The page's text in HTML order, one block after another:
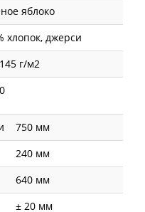
яблоко
хлопок, джерси
г/м2
750 мм
240 мм
640 мм
± 20 мм